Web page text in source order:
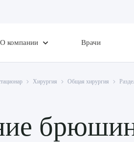
О компании Врачи
Хирургия Общая хирургия